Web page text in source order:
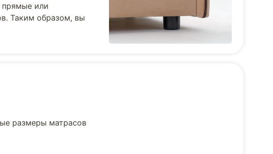
прямые или
Таким образом, вы
размеры матрасов